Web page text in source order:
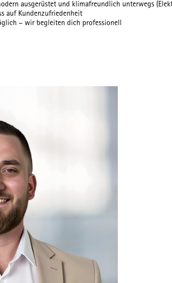
ausgerüstet und klimafreundlich unterwegs
auf Kundenzufriedenheit
– wir begleiten dich professionell